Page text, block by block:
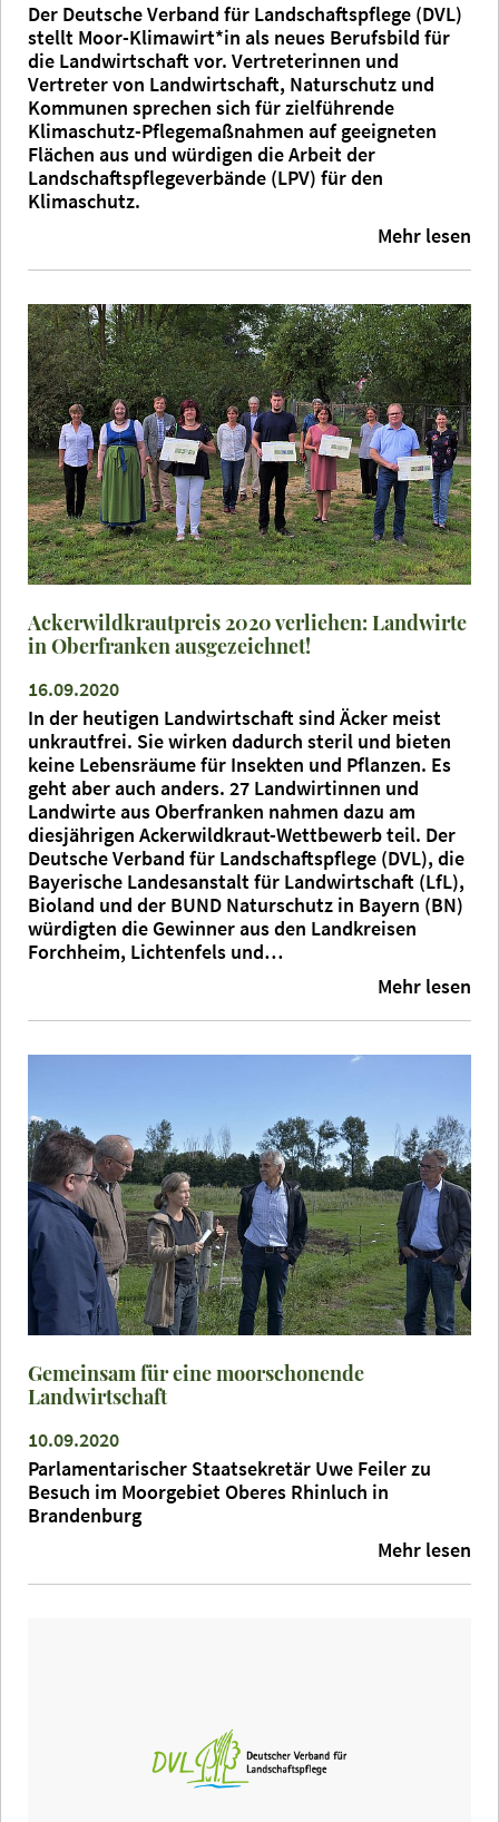
Der Deutsche Verband für Landschaftspflege (DVL)
stellt Moor-Klimawirt*in als neues Berufsbild für
die Landwirtschaft vor. Vertreterinnen und
Vertreter von Landwirtschaft, Naturschutz und
Kommunen sprechen sich für zielführende
Klimaschutz-Pflegemaßnahmen auf geeigneten
Flächen aus und würdigen die Arbeit der
Landschaftspflegeverbände (LPV) für den
Klimaschutz.
Mehr lesen
Ackerwildkrautpreis 2020 verliehen: Landwirte
in Oberfranken ausgezeichnet!
16.09.2020
In der heutigen Landwirtschaft sind Äcker meist
unkrautfrei. Sie wirken dadurch steril und bieten
keine Lebensräume für Insekten und Pflanzen. Es
geht aber auch anders. 27 Landwirtinnen und
Landwirte aus Oberfranken nahmen dazu am
diesjährigen Ackerwildkraut-Wettbewerb teil. Der
Deutsche Verband für Landschaftspflege (DVL), die
Bayerische Landesanstalt für Landwirtschaft (LfL),
Bioland und der BUND Naturschutz in Bayern (BN)
würdigten die Gewinner aus den Landkreisen
Forchheim, Lichtenfels und…
Mehr lesen
Gemeinsam für eine moorschonende
Landwirtschaft
10.09.2020
Parlamentarischer Staatsekretär Uwe Feiler zu
Besuch im Moorgebiet Oberes Rhinluch in
Brandenburg
Mehr lesen